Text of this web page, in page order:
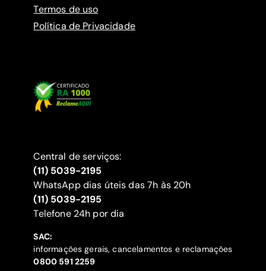
Termos de uso
Política de Privacidade
Central de serviços:
(11) 5039-2195
WhatsApp dias úteis das 7h às 20h
(11) 5039-2195
‍Telefone 24h por dia
SAC:
informações gerais, cancelamentos e reclamações
‍0800 591 2259